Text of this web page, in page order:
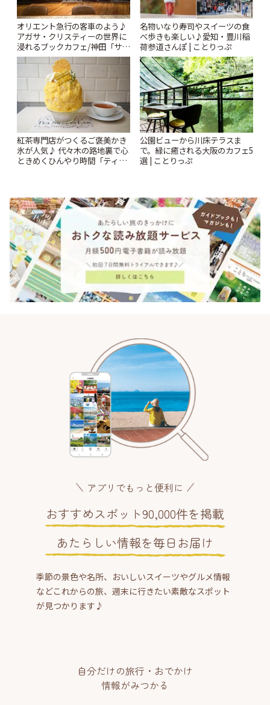
オリエント急行の客車のよう♪
アガサ・クリスティーの世界に
浸れるブックカフェ/神田「サロ
ンクリスティ」 | ことりっぷ
名物いなり寿司やスイーツの食
べ歩きも楽しい♪愛知・豊川稲
荷参道さんぽ | ことりっぷ
紅茶専門店がつくるご褒美かき
氷が人気♪ 代々木の路地裏で心
ときめくひんやり時間「ティー
公園ビューから川床テラスま
で。緑に癒される大阪のカフェ5
選 | ことりっぷ
アプリでもっと便利に
おすすめスポット90,000件を掲載
あたらしい情報を毎日お届け
季節の景色や名所、おいしいスイーツやグルメ情報
などこれからの旅、週末に行きたい素敵なスポット
が見つかります♪
自分だけの旅行・おでかけ
情報がみつかる